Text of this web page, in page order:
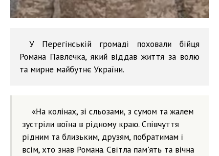
У Перегінській громаді поховали бійця
Романа Павлечка, який віддав життя за волю
та мирне майбутнє України.
«На колінах, зі сльозами, з сумом та жалем
зустріли воїна в рідному краю. Співчуття
рідним та близьким, друзям, побратимам і
всім, хто знав Романа. Світла пам'ять та вічна